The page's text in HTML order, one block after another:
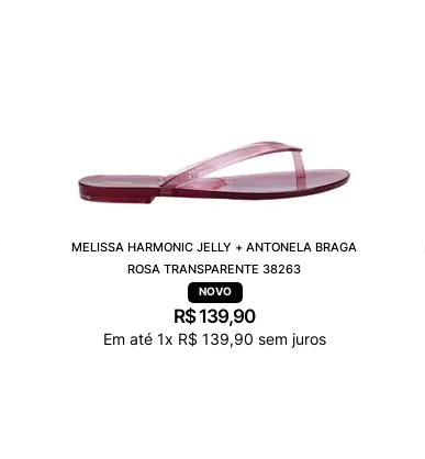
MELISSA HARMONIC JELLY + ANTONELA BRAGA
ROSA TRANSPARENTE 38263
R$ 139,90
Em até 1x R$ 139,90 sem juros